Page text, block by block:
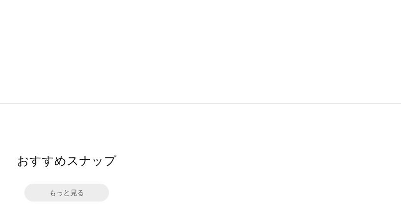
おすすめスナップ
もっと見る